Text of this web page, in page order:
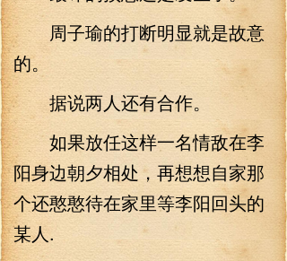
周子瑜的打断明显就是故意
的。
据说两人还有合作。
如果放任这样一名情敌在李
阳身边朝夕相处，再想想自家那
个还憨憨待在家里等李阳回头的
某人.